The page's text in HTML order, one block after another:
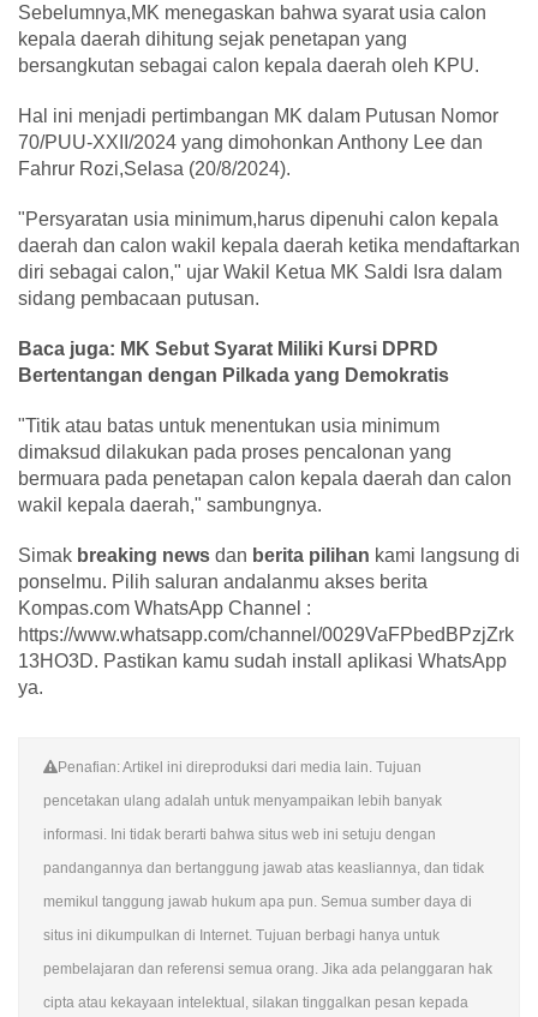
Sebelumnya,MK menegaskan bahwa syarat usia calon
kepala daerah dihitung sejak penetapan yang
bersangkutan sebagai calon kepala daerah oleh KPU.
Hal ini menjadi pertimbangan MK dalam Putusan Nomor
70/PUU-XXII/2024 yang dimohonkan Anthony Lee dan
Fahrur Rozi,Selasa (20/8/2024).
"Persyaratan usia minimum,harus dipenuhi calon kepala
daerah dan calon wakil kepala daerah ketika mendaftarkan
diri sebagai calon," ujar Wakil Ketua MK Saldi Isra dalam
sidang pembacaan putusan.
Baca juga: MK Sebut Syarat Miliki Kursi DPRD
Bertentangan dengan Pilkada yang Demokratis
"Titik atau batas untuk menentukan usia minimum
dimaksud dilakukan pada proses pencalonan yang
bermuara pada penetapan calon kepala daerah dan calon
wakil kepala daerah," sambungnya.
Simak breaking news dan berita pilihan kami langsung di
ponselmu. Pilih saluran andalanmu akses berita
Kompas.com WhatsApp Channel :
https://www.whatsapp.com/channel/0029VaFPbedBPzjZrk
13HO3D. Pastikan kamu sudah install aplikasi WhatsApp
ya.
Penafian: Artikel ini direproduksi dari media lain. Tujuan
pencetakan ulang adalah untuk menyampaikan lebih banyak
informasi. Ini tidak berarti bahwa situs web ini setuju dengan
pandangannya dan bertanggung jawab atas keasliannya, dan tidak
memikul tanggung jawab hukum apa pun. Semua sumber daya di
situs ini dikumpulkan di Internet. Tujuan berbagi hanya untuk
pembelajaran dan referensi semua orang. Jika ada pelanggaran hak
cipta atau kekayaan intelektual, silakan tinggalkan pesan kepada